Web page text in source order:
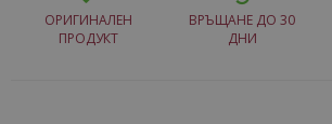
ОРИГИНАЛЕН
ПРОДУКТ
ВРЪЩАНЕ ДО 30
ДНИ